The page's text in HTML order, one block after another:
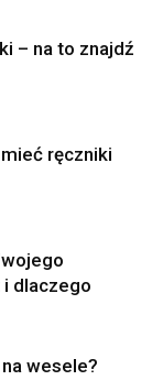
– na to znajdź
ręczniki
dlaczego
wesele?